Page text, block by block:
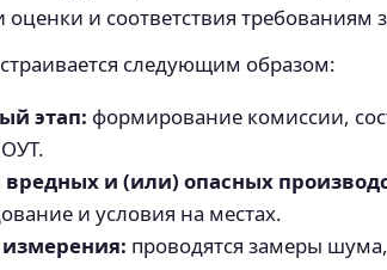
и соответствия требованиям
следующим образом:
этап: формирование комиссии,
и (или) опасных
и условия на местах.
проводятся замеры